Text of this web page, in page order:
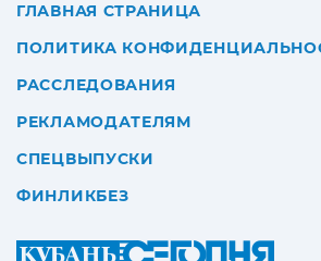
ГЛАВНАЯ СТРАНИЦА
ПОЛИТИКА
РАССЛЕДОВАНИЯ
РЕКЛАМОДАТЕЛЯМ
СПЕЦВЫПУСКИ
ФИНЛИКБЕЗ